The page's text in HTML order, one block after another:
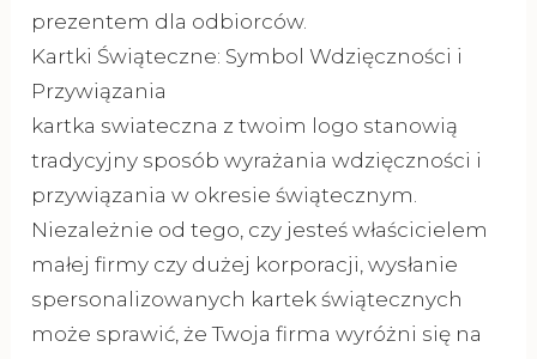
prezentem dla odbiorców.
Kartki Świąteczne: Symbol Wdzięczności i
Przywiązania
kartka swiateczna z twoim logo stanowią
tradycyjny sposób wyrażania wdzięczności i
przywiązania w okresie świątecznym.
Niezależnie od tego, czy jesteś właścicielem
małej firmy czy dużej korporacji, wysłanie
spersonalizowanych kartek świątecznych
może sprawić, że Twoja firma wyróżni się na